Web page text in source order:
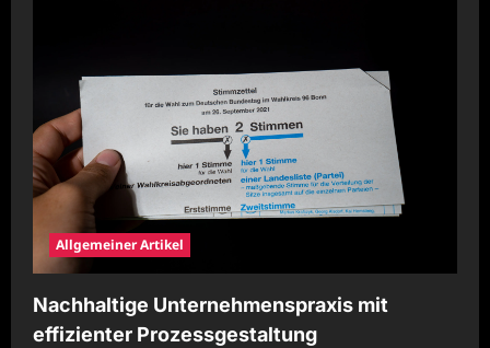
Allgemeiner Artikel
Nachhaltige Unternehmenspraxis mit
effizienter Prozessgestaltung